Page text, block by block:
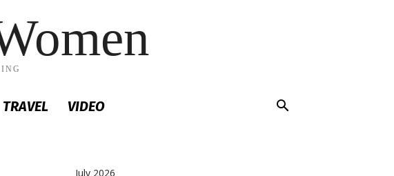
TRAVEL VIDEO
July 2026